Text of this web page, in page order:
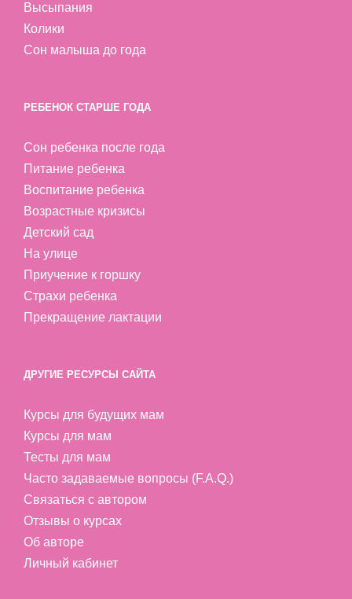
Высыпания
Колики
Сон малыша до года
РЕБЕНОК СТАРШЕ ГОДА
Сон ребенка после года
Питание ребенка
Воспитание ребенка
Возрастные кризисы
Детский сад
На улице
Приучение к горшку
Страхи ребенка
Прекращение лактации
ДРУГИЕ РЕСУРСЫ САЙТА
Курсы для будущих мам
Курсы для мам
Тесты для мам
Часто задаваемые вопросы (F.A.Q.)
Связаться с автором
Отзывы о курсах
Об авторе
Личный кабинет